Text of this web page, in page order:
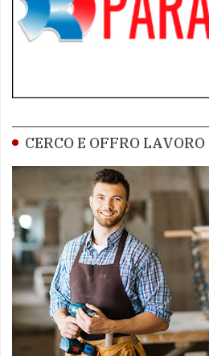
CERCO E OFFRO LAVORO